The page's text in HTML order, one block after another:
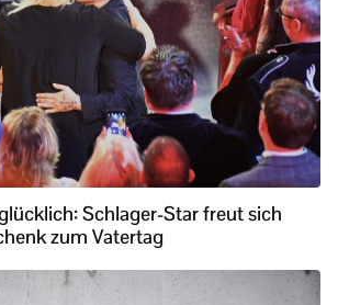
Schlager-Star freut sich
zum Vatertag